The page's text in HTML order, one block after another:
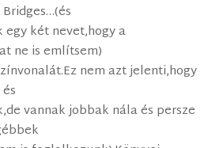
két nevet,hogy a
ne is említsem)
nem azt jelenti,hogy
vannak jobbak nála és persze